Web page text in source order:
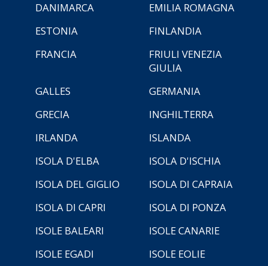
DANIMARCA
EMILIA ROMAGNA
ESTONIA
FINLANDIA
FRANCIA
FRIULI VENEZIA
GIULIA
GALLES
GERMANIA
GRECIA
INGHILTERRA
IRLANDA
ISLANDA
ISOLA D'ELBA
ISOLA D'ISCHIA
ISOLA DEL GIGLIO
ISOLA DI CAPRAIA
ISOLA DI CAPRI
ISOLA DI PONZA
ISOLE BALEARI
ISOLE CANARIE
ISOLE EGADI
ISOLE EOLIE